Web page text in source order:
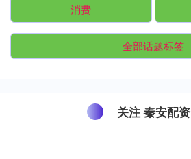
消费
全部话题标签
关注 秦安配资